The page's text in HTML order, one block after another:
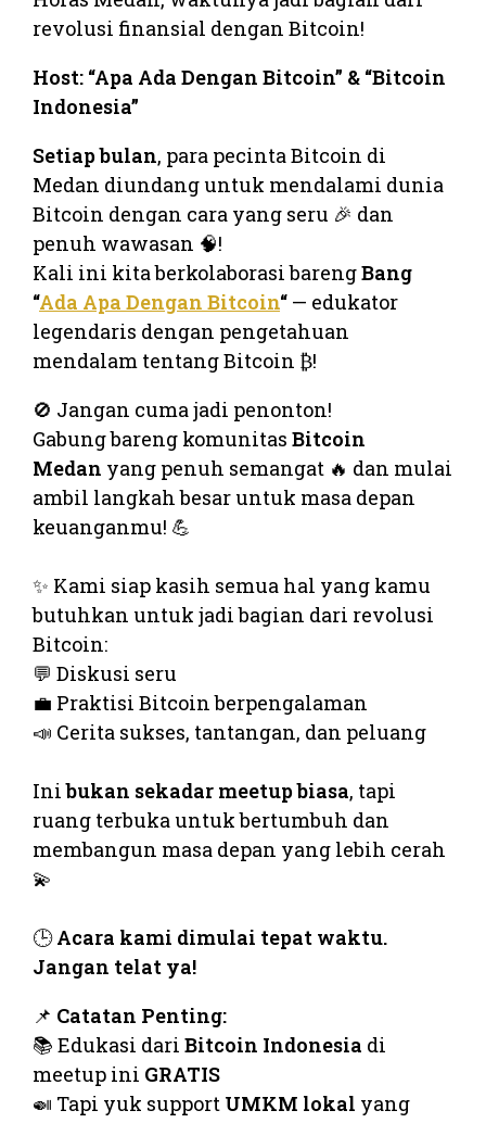
revolusi finansial dengan Bitcoin!
Host: “Apa Ada Dengan Bitcoin” & “Bitcoin
Indonesia”
Setiap bulan, para pecinta Bitcoin di
Medan diundang untuk mendalami dunia
Bitcoin dengan cara yang seru 🎉 dan
penuh wawasan 🧠!
Kali ini kita berkolaborasi barengBang
“Ada Apa Dengan Bitcoin“ — edukator
legendaris dengan pengetahuan
mendalam tentang Bitcoin ₿!
🚫 Jangan cuma jadi penonton!
Gabung bareng komunitas Bitcoin
Medan yang penuh semangat 🔥 dan mulai
ambil langkah besar untuk masa depan
keuanganmu! 💪
✨ Kami siap kasih semua hal yang kamu
butuhkan untuk jadi bagian dari revolusi
Bitcoin:
💬 Diskusi seru
💼 Praktisi Bitcoin berpengalaman
📣 Cerita sukses, tantangan, dan peluang
Inibukan sekadar meetup biasa, tapi
ruang terbuka untuk bertumbuh dan
membangun masa depan yang lebih cerah
💫
🕒Acara kami dimulai tepat waktu.
Jangan telat ya!
📌 Catatan Penting:
📚 Edukasi dari Bitcoin Indonesia di
meetup ini GRATIS
🍛 Tapi yuk support UMKM lokal yang